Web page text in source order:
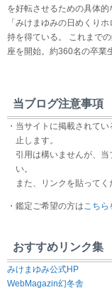
を好転させるための具体
「みけまゆみの日めくり
持を得ている。 これまで
座を開始。約360名の卒業
当ブログ注意事項
・当サイトに掲載されて
止します。
引用は構いませんが、
い。
また、リンクを貼ってく
・鑑定ご希望の方はこちら
おすすめリンク集
みけまゆみ公式HP
WebMagazin幻冬舎